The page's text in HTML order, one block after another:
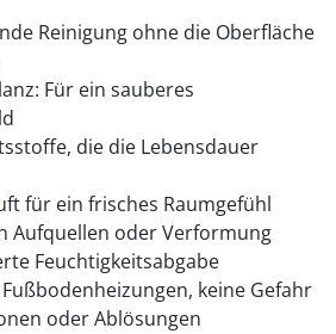
Reinigung ohne die Oberfläche
Für ein sauberes
die die Lebensdauer
für ein frisches Raumgefühl
Aufquellen oder Verformung
Feuchtigkeitsabgabe
keine Gefahr
oder Ablösungen